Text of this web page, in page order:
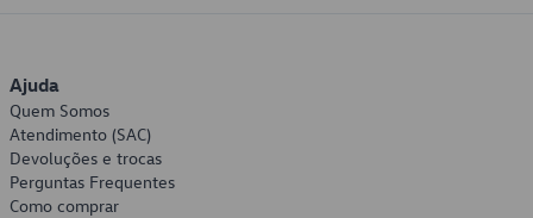
Ajuda
Quem Somos
Atendimento (SAC)
Devoluções e trocas
Perguntas Frequentes
Como comprar